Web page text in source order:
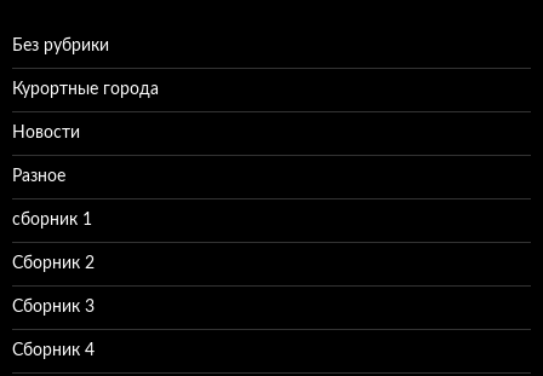
Без рубрики
Курортные города
Новости
Разное
сборник 1
Сборник 2
Сборник 3
Сборник 4